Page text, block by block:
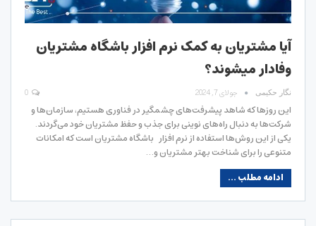
آیا مشتریان به کمک نرم افزار باشگاه مشتریان
وفادار میشوند؟
نگار حکیمی جولای 7, 2024
این روزها که شاهد پیشرفت‌های چشمگیر در فناوری هستیم، سازمان‌ها و
شرکت‌ها به دنبال راه‌های نوینی برای جذب و حفظ مشتریان خود می‌گردند.
یکی از این روش‌ها استفاده از نرم ‌افزار باشگاه مشتریان است که امکانات
متنوعی را برای شناخت بهتر مشتریان و…
ادامه مطلب ...